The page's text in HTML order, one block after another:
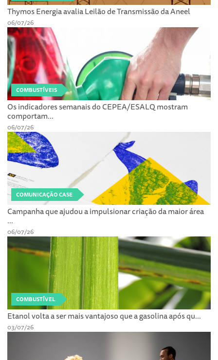
Thymos Energia avalia Leilão de Transmissão da Aneel
06/07/26
COMBUSTÍVEIS
Os indicadores semanais do CEPEA/ESALQ mostram
comportam...
06/07/26
COMUNICAÇÃO CASE
Campanha que ajudou a impulsionar criação da maior área
...
06/07/26
COMBUSTÍVEL
Etanol volta a ser mais vantajoso que a gasolina após qu...
03/07/26